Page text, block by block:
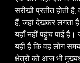
सरीखी प्रतीत होती
हैं, जहां देखकर लगता
यहाँ नहीं पहुंच पाई है।
यही है कि वह लोग
क्षेत्रों को आज भी